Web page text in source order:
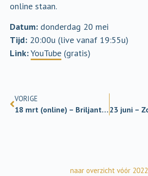
online staan.
Datum: donderdag 20 mei
Tijd: 20:00u (live vanaf 19:55u)
Link:YouTube (gratis)
VORIGE
18 mrt (online) – Briljante mislukkingen
naar overzicht vóór 2022